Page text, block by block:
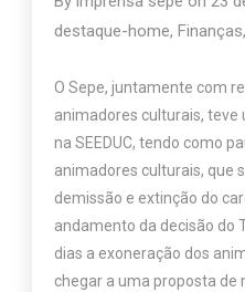
destaque-home,Finanças
O Sepe, juntamente com
animadores culturais, teve
na SEEDUC, tendo como
animadores culturais, que
demissão e extinção do
andamento da decisão do
dias a exoneração dos
chegar a uma proposta de